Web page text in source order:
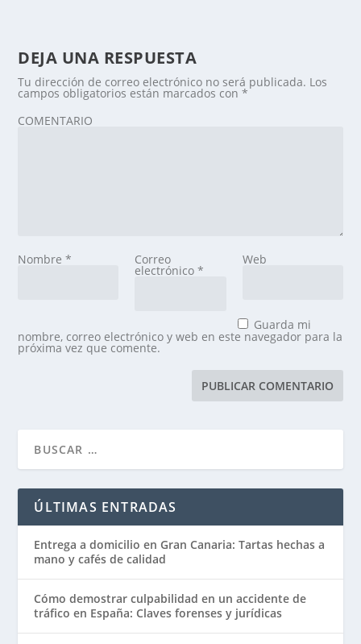
DEJA UNA RESPUESTA
Tu dirección de correo electrónico no será publicada. Los
campos obligatorios están marcados con*
COMENTARIO
Nombre* Correo
electrónico *
Web
Guarda mi
nombre, correo electrónico y web en este navegador para la
próxima vez que comente.
ÚLTIMAS ENTRADAS
Entrega a domicilio en Gran Canaria: Tartas hechas a
mano y cafés de calidad
Cómo demostrar culpabilidad en un accidente de
tráfico en España: Claves forenses y jurídicas